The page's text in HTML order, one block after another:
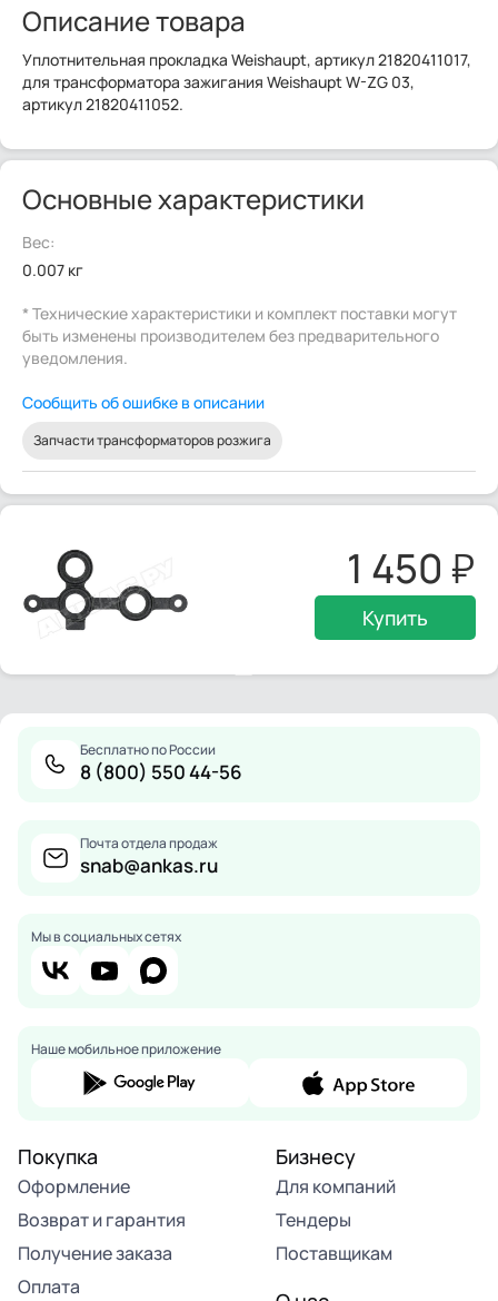
Описание товара
Уплотнительная прокладка Weishaupt, артикул 21820411017,
для трансформатора зажигания Weishaupt W-ZG 03,
артикул 21820411052.
Основные характеристики
Вес:
0.007 кг
* Технические характеристики и комплект поставки могут
быть изменены производителем без предварительного
уведомления.
Сообщить об ошибке в описании
Запчасти трансформаторов розжига
1 450
Купить
Бесплатно по России
8 (800) 550 44-56
Почта отдела продаж
snab@ankas.ru
Мы в социальных сетях
Наше мобильное приложение
Покупка
Оформление
Возврат и гарантия
Получение заказа
Оплата
Бизнесу
Для компаний
Тендеры
Поставщикам